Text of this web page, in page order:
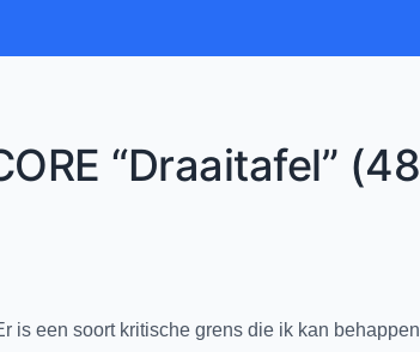
“draaitafel”
is een soort kritische grens die ik kan